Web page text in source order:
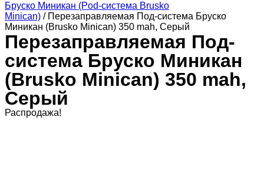
Бруско Миникан (Pod-система Brusko
Minican) / Перезаправляемая Под-система Бруско
Миникан (Brusko Minican) 350 mah, Серый
Перезаправляемая Под-
система Бруско Миникан
(Brusko Minican) 350 mah,
Серый
Распродажа!